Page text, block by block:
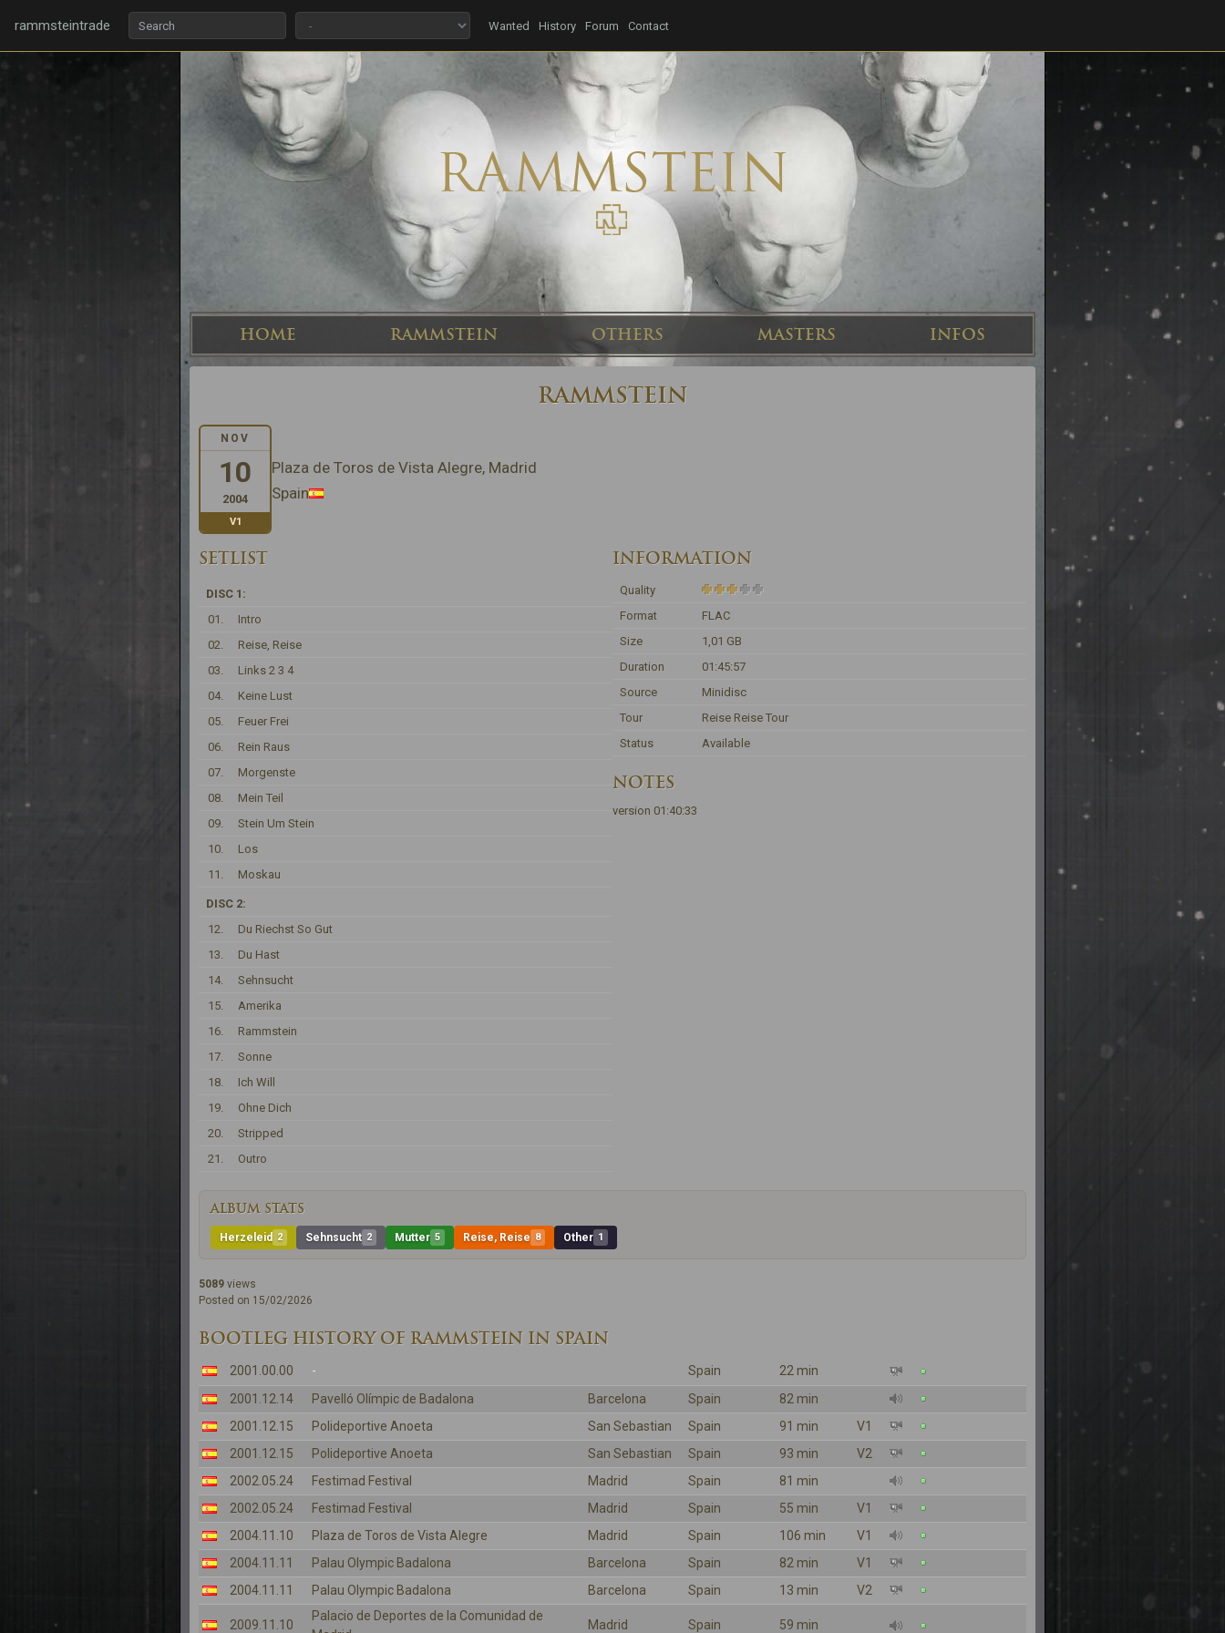
rammsteintrade Wanted History Forum Contact
HOME RAMMSTEIN OTHERS MASTERS INFOS
RAMMSTEIN
NOV
10
2004
V1
Plaza de Toros de Vista Alegre, Madrid
Spain
SETLIST
DISC 1:
01.
Intro
02.
Reise, Reise
03.
Links 2 3 4
04.
Keine Lust
05.
Feuer Frei
06.
Rein Raus
07.
Morgenste
08.
Mein Teil
09.
Stein Um Stein
10.
Los
11.
Moskau
DISC 2:
12.
Du Riechst So Gut
13.
Du Hast
14.
Sehnsucht
15.
Amerika
16.
Rammstein
17.
Sonne
18.
Ich Will
19.
Ohne Dich
20.
Stripped
21.
Outro
INFORMATION
Quality
Format
FLAC
Size
1,01 GB
Duration
01:45:57
Source
Minidisc
Tour
Reise Reise Tour
Status
Available
NOTES
version 01:40:33
ALBUM STATS
Herzeleid 2 Sehnsucht 2 Mutter 5 Reise, Reise 8 Other 1
5089 views
Posted on 15/02/2026
BOOTLEG HISTORY OF RAMMSTEIN IN SPAIN
2001.00.00 - Spain
22 min
2001.12.14
Pavelló Olímpic de Badalona Barcelona Spain
82 min
2001.12.15
Polideportive Anoeta San Sebastian Spain 91 min
V1
2001.12.15
Polideportive Anoeta San Sebastian Spain 93 min
V2
2002.05.24
Festimad Festival Madrid Spain
81 min
2002.05.24
Festimad Festival Madrid Spain 55 min
V1
2004.11.10
Plaza de Toros de Vista Alegre Madrid Spain 106 min
V1
2004.11.11
Palau Olympic Badalona Barcelona Spain 82 min
V1
2004.11.11
Palau Olympic Badalona Barcelona Spain 13 min V2
2009.11.10
Palacio de Deportes de la Comunidad de
Madrid Spain 59 min